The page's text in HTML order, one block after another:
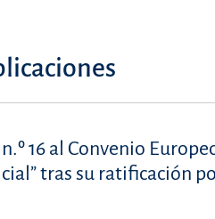
16 al Convenio
tras su ratificación